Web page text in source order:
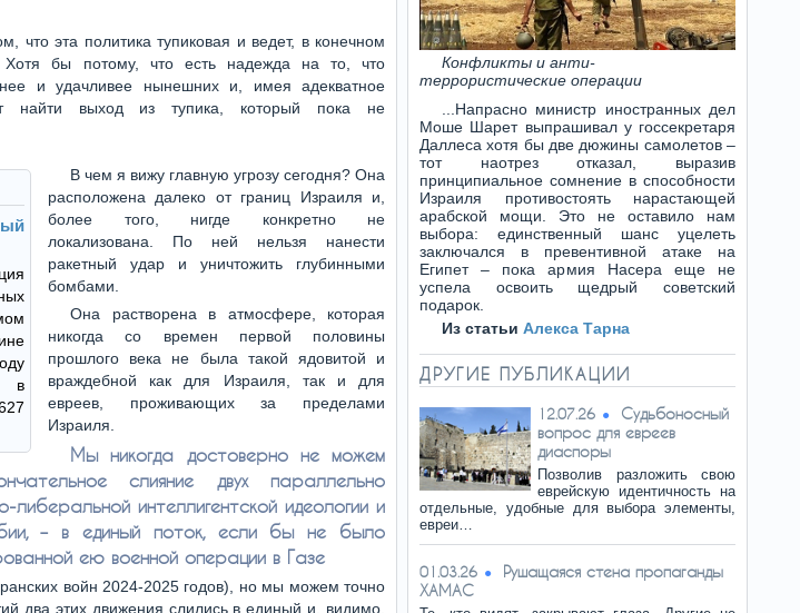
что эта политика тупиковая и ведет, в конечном
Хотя бы потому, что есть надежда на то, что
и удачливее нынешних и, имея адекватное
найти выход из тупика, который пока не
в
В чем я вижу главную угрозу сегодня? Она
расположена далеко от границ Израиля и,
более того, нигде конкретно не
локализована. По ней нельзя нанести
ракетный удар и уничтожить глубинными
бомбами.
Она растворена в атмосфере, которая
никогда со времен первой половины
прошлого века не была такой ядовитой и
враждебной как для Израиля, так и для
евреев, проживающих за пределами
Израиля.
Мы никогда достоверно не можем
слияние двух параллельно
интеллигентской идеологии и
– в единый поток, если бы не было
ею военной операции в Газе
войн 2024-2025 годов), но мы можем точно
два этих движения слились в единый и, видимо,
Конфликты и анти-
террористические операции
...Напрасно министр иностранных дел
Моше Шарет выпрашивал у госсекретаря
Даллеса хотя бы две дюжины самолетов –
тот наотрез отказал, выразив
принципиальное сомнение в способности
Израиля противостоять нарастающей
арабской мощи. Это не оставило нам
выбора: единственный шанс уцелеть
заключался в превентивной атаке на
Египет – пока армия Насера еще не
успела освоить щедрый советский
подарок.
Из статьи Алекса Тарна
ДРУГИЕ ПУБЛИКАЦИИ
12.07.26
Судьбоносный
вопрос для евреев
диаспоры
Позволив разложить свою
еврейскую идентичность на
отдельные, удобные для выбора элементы,
евреи…
01.03.26
Рушащаяся стена пропаганды
ХАМАС